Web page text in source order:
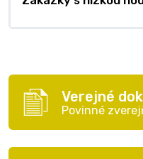
Verejné
Povinné